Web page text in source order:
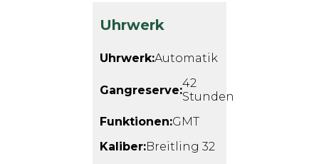
Uhrwerk
Uhrwerk:Automatik
Gangreserve:42
Stunden
Funktionen:GMT
Kaliber:Breitling 32